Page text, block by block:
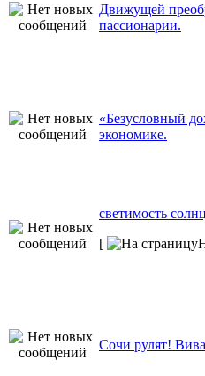
Движущей
пассионарии.
«Безусловный
экономике.
светимость
[
Сочи рулят!